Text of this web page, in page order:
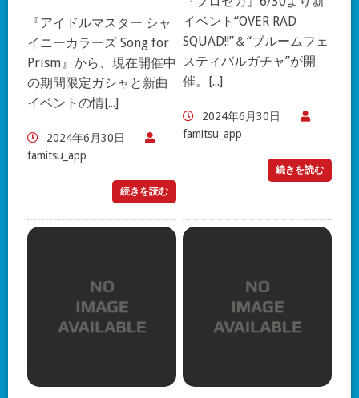
『アイドルマスター シャ
イニーカラーズ Song for
Prism』から、現在開催中
の期間限定ガシャと新曲
イベントの情[...]
2024年6月30日
famitsu_app
続きを読む
イベント“OVER RAD
SQUAD!!”＆“ブルームフェ
スティバルガチャ”が開
催。[...]
2024年6月30日
famitsu_app
続きを読む